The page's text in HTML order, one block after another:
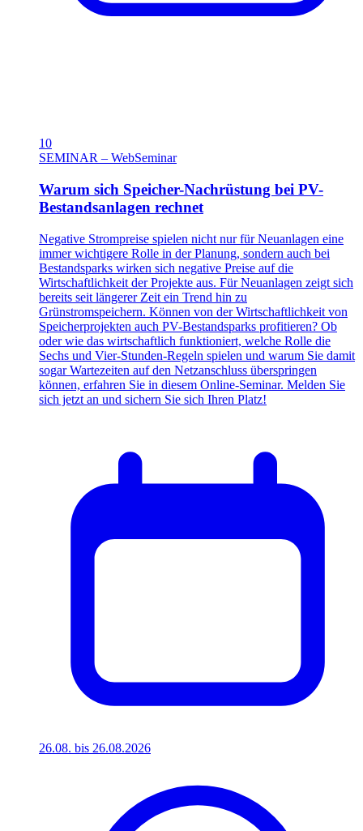
10
SEMINAR – WebSeminar
Warum sich Speicher-Nachrüstung bei PV-
Bestandsanlagen rechnet
Negative Strompreise spielen nicht nur für Neuanlagen eine
immer wichtigere Rolle in der Planung, sondern auch bei
Bestandsparks wirken sich negative Preise auf die
Wirtschaftlichkeit der Projekte aus. Für Neuanlagen zeigt sich
bereits seit längerer Zeit ein Trend hin zu
Grünstromspeichern. Können von der Wirtschaftlichkeit von
Speicherprojekten auch PV-Bestandsparks profitieren? Ob
oder wie das wirtschaftlich funktioniert, welche Rolle die
Sechs und Vier-Stunden-Regeln spielen und warum Sie damit
sogar Wartezeiten auf den Netzanschluss überspringen
können, erfahren Sie in diesem Online-Seminar. Melden Sie
sich jetzt an und sichern Sie sich Ihren Platz!
26.08. bis 26.08.2026